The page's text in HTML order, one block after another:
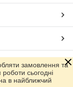
замовлення та
роботи сьогодні
в найближчий